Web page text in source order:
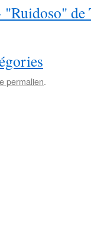
de
permalien.